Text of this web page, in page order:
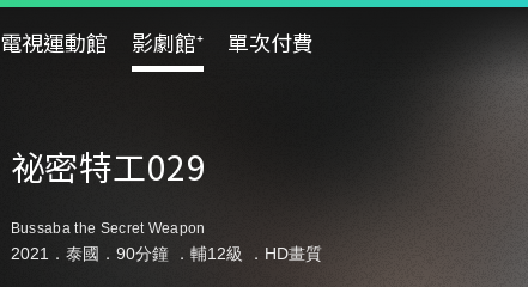
電視運動館 影劇館⁺ 單次付費
祕密特工029
Bussaba the Secret Weapon
2021．泰國．90分鐘 ． 輔12級 ．HD畫質